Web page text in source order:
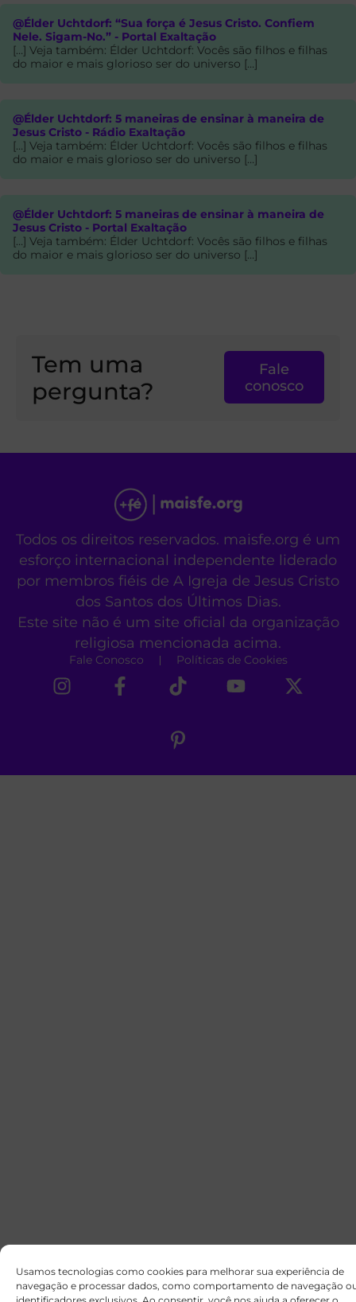
Usamos tecnologias como cookies para melhorar sua experiência de
navegação e processar dados, como comportamento de navegação
@Élder Uchtdorf: “Sua força é Jesus Cristo. Confiem
Nele. Sigam-No.” - Portal Exaltação
[…] Veja também: Élder Uchtdorf: Vocês são filhos e filhas
do maior e mais glorioso ser do universo […]
@Élder Uchtdorf: 5 maneiras de ensinar à maneira de
Jesus Cristo - Rádio Exaltação
[…] Veja também: Élder Uchtdorf: Vocês são filhos e filhas
do maior e mais glorioso ser do universo […]
@Élder Uchtdorf: 5 maneiras de ensinar à maneira de
Jesus Cristo - Portal Exaltação
[…] Veja também: Élder Uchtdorf: Vocês são filhos e filhas
do maior e mais glorioso ser do universo […]
Tem uma
pergunta?
Fale
conosco
Todos os direitos reservados. maisfe.org é um
esforço internacional independente liderado
por membros fiéis de A Igreja de Jesus Cristo
dos Santos dos Últimos Dias.
Este site não é um site oficial da organização
religiosa mencionada acima.
Fale Conosco Políticas de Cookies